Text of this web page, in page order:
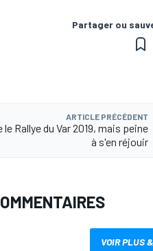
Partager ou
ARTICLE PRÉCÉDENT
Rallye du Var 2019, mais peine
à s'en réjouir
VOIR PLUS